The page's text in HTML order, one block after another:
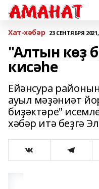
Хат-хәбәр 23 СЕНТЯБРЯ 2021,
"Алтын көҙ
кисәһе
Ейәнсура
ауыл мәҙәниәт
биҙәктәре"
хәбәр итә беҙгә